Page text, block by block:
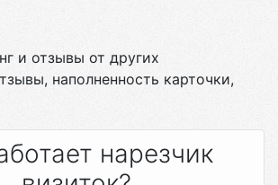
и отзывы от других
наполненность карточки,
нарезчик